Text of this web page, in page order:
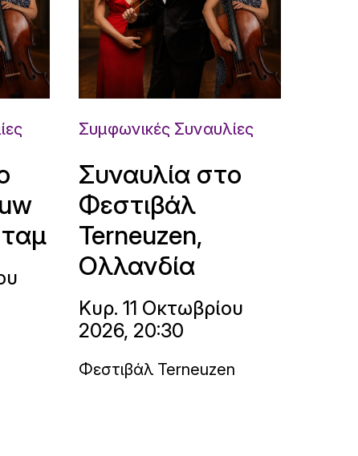
Συμφωνικές Συναυλίες
Συναυλία στο
Φεστιβάλ
Terneuzen,
Ολλανδία
Κυρ. 11 Οκτωβρίου
2026, 20:30
Φεστιβάλ Terneuzen